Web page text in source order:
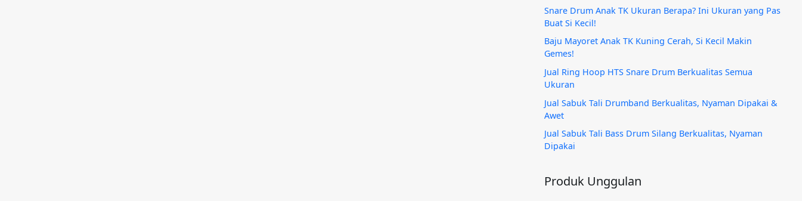
Snare Drum Anak TK Ukuran Berapa? Ini Ukuran yang Pas
Buat Si Kecil!
Baju Mayoret Anak TK Kuning Cerah, Si Kecil Makin
Gemes!
Jual Ring Hoop HTS Snare Drum Berkualitas Semua
Ukuran
Jual Sabuk Tali Drumband Berkualitas, Nyaman Dipakai &
Awet
Jual Sabuk Tali Bass Drum Silang Berkualitas, Nyaman
Dipakai
Produk Unggulan